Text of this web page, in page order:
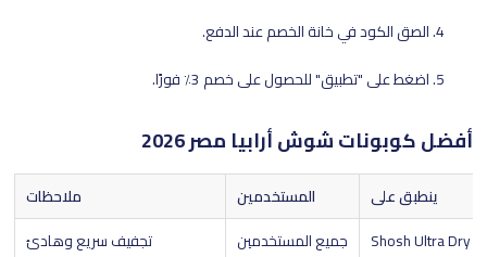
الصق الكود في خانة الخصم عند الدفع.
اضغط على "تطبيق" للحصول على خصم 3٪ فورًا.
أفضل كوبونات شوش أرابيا مصر 2026
ينطبق على المستخدمين
ملاحظات
Shosh Ultra Dry
جميع المستخدمين
تجفيف سريع وهادئ